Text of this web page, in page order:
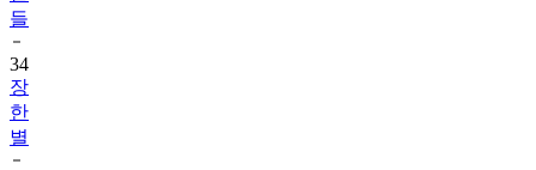
들
34
장
한
별